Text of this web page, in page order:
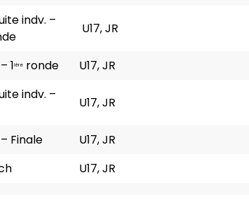
indv. –
U17, JR
1ière ronde
U17, JR
indv. –
U17, JR
Finale
U17, JR
U17, JR